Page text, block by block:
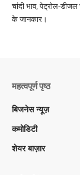
चांदी भाव, पेट्रोल-
के जानकार।
महत्वपूर्ण पृष्ठ
बिजनेस न्यूज़
कमोडिटी
शेयर बाज़ार